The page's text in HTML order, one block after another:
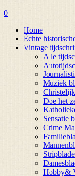
0
Home
Échte
Vintage
Alle
Muziek
Doe het
Sensatie
Crime
Hobby&